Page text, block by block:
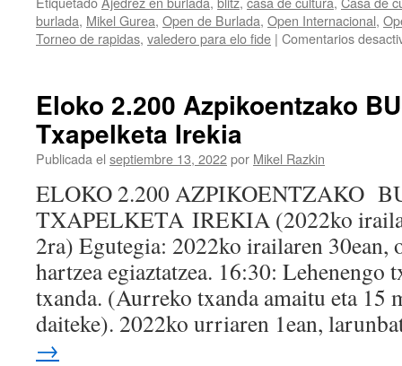
burlada, Mikel Gurea, Open de Burlada, Open Internacional,
Torneo de rapidas, valedero para elo fide | Comentarios
Eloko 2.200 Azpikoentzako
Txapelketa Irekia
Publicada el septiembre 13, 2022por Mikel Razkin
ELOKO 2.200 AZPIKOENTZAKO
TXAPELKETA IREKIA (2022ko
2ra) Egutegia: 2022ko irailaren 30ean,
hartzea egiaztatzea. 16:30: Lehenengo
txanda. (Aurreko txanda amaitu eta 15
daiteke). 2022ko urriaren 1ean,
→